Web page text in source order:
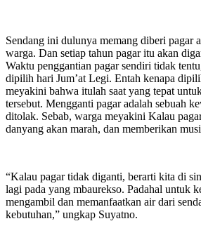
Sendang ini dulunya memang diberi pagar
warga. Dan setiap tahun pagar itu akan
Waktu penggantian pagar sendiri tidak
dipilih hari Jum’at Legi. Entah kenapa
meyakini bahwa itulah saat yang tepat
tersebut. Mengganti pagar adalah sebuah
ditolak. Sebab, warga meyakini Kalau
danyang akan marah, dan memberikan
“Kalau pagar tidak diganti, berarti kita di
lagi pada yang mbaurekso. Padahal untuk
mengambil dan memanfaatkan air dari
kebutuhan,” ungkap Suyatno.